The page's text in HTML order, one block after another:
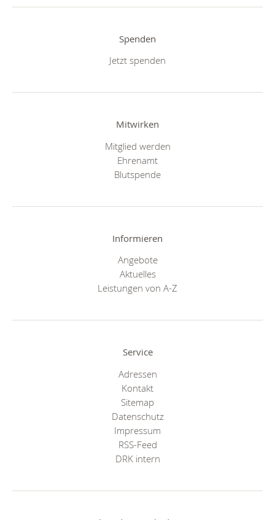
Spenden
Jetzt spenden
Mitwirken
Mitglied werden
Ehrenamt
Blutspende
Informieren
Angebote
Aktuelles
Leistungen von A-Z
Service
Adressen
Kontakt
Sitemap
Datenschutz
Impressum
RSS-Feed
DRK intern